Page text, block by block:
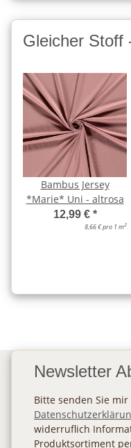
Gleicher Stoff
Bambus Jersey
*Marie* Uni - altrosa
12,99 € *
8,66 € pro 1 m2
Newsletter
Bitte senden Sie
widerruflich
Produktsortiment